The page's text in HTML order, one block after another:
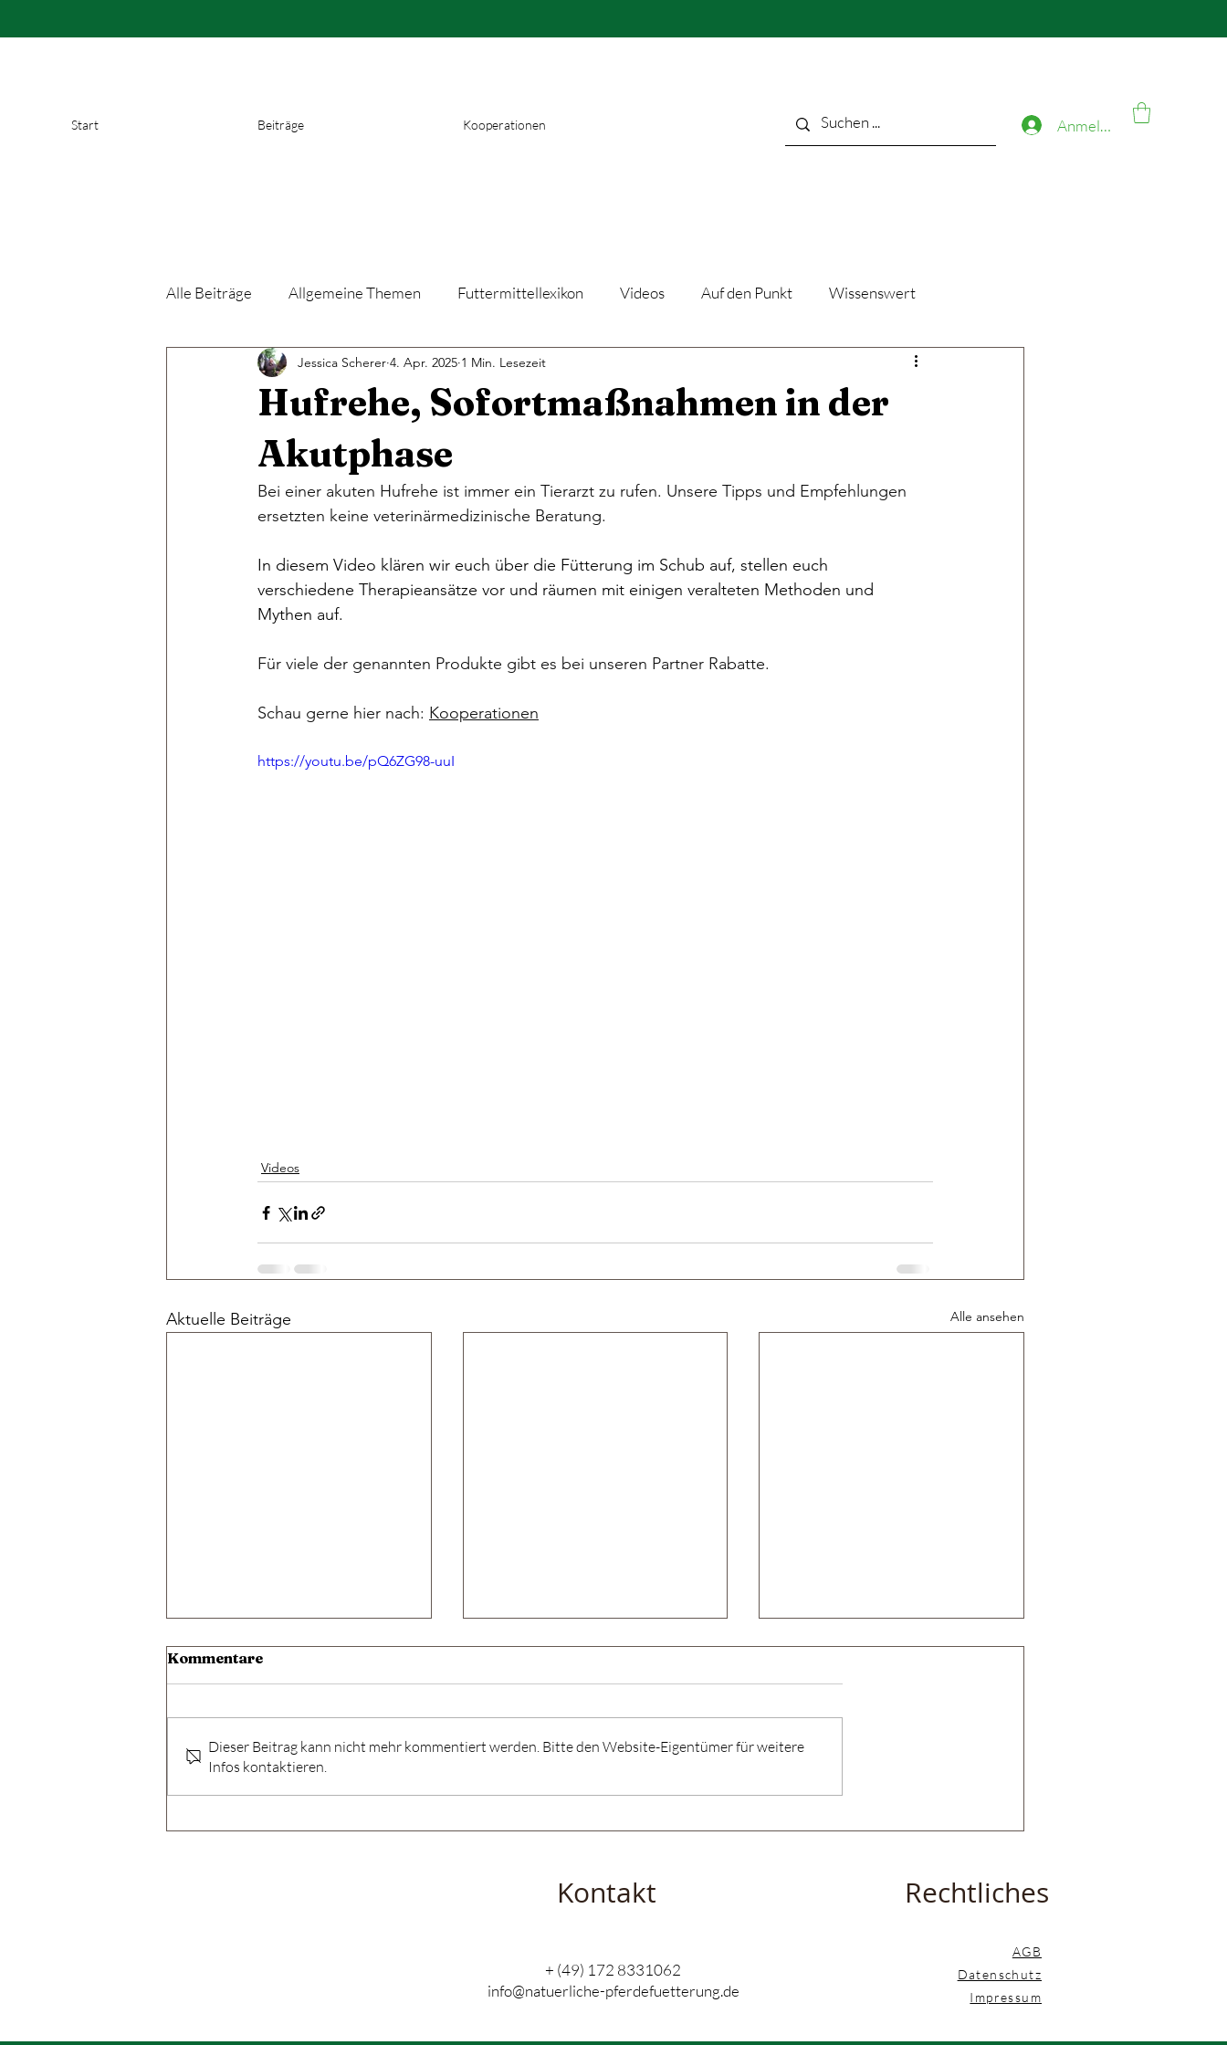
Start Beiträge Kooperationen Anmelden
Alle Beiträge Allgemeine Themen Futtermittellexikon Videos Auf den Punkt Wissenswert
Hufrehe, Sofortmaßnahmen in der
Akutphase
Jessica Scherer 4. Apr. 2025 1 Min. Lesezeit
Bei einer akuten Hufrehe ist immer ein Tierarzt zu rufen. Unsere Tipps und Empfehlungen
ersetzten keine veterinärmedizinische Beratung.
In diesem Video klären wir euch über die Fütterung im Schub auf, stellen euch
verschiedene Therapieansätze vor und räumen mit einigen veralteten Methoden und
Mythen auf.
Für viele der genannten Produkte gibt es bei unseren Partner Rabatte.
Schau gerne hier nach: Kooperationen
https://youtu.be/pQ6ZG98-uuI
Videos
Aktuelle Beiträge Alle ansehen
Bäume und Sträucher in
Über die natürliche
Der Fellwechsel des
Kommentare
Dieser Beitrag kann nicht mehr kommentiert werden. Bitte den Website-Eigentümer für weitere
Infos kontaktieren.
Kontakt
+ (49) 172 8331062
info@natuerliche-pferdefuetterung.de
Rechtliches
AGB
Datenschutz
Impressum